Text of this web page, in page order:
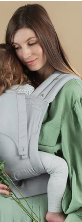
Badsjal
ar